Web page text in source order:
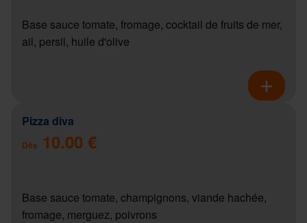
Base sauce tomate, fromage, cocktail de fruits de mer,
ail, persil, huile d'olive
Pizza diva
Dès 10.00 €
Base sauce tomate, champignons, viande hachée,
fromage, merguez, poivrons